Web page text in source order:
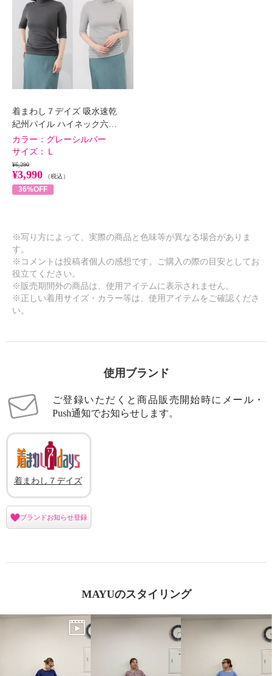
着まわし７デイズ 吸水速乾
紀州パイル ハイネック六…
カラー： グレーシルバー
サイズ：
Ｌ
¥6,290
¥3,990 （税込）
36%OFF
※写り方によって、実際の商品と色味等が異なる場合がありま
す。
※コメントは投稿者個人の感想です。ご購入の際の目安としてお
役立てください。
※販売期間外の商品は、使用アイテムに表示されません。
※正しい着用サイズ・カラー等は、使用アイテムをご確認くださ
い。
使用ブランド
ご登録いただくと商品販売開始時にメール・
Push通知でお知らせします。
着まわし７デイズ
ブランドお知らせ登録
MAYUのスタイリング